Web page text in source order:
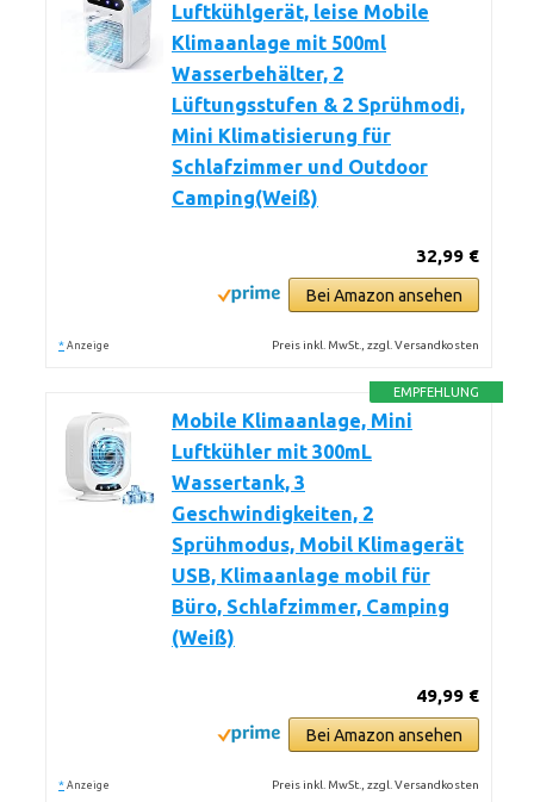
Luftkühlgerät, leise Mobile
Klimaanlage mit 500ml
Wasserbehälter, 2
Lüftungsstufen & 2 Sprühmodi,
Mini Klimatisierung für
Schlafzimmer und Outdoor
Camping(Weiß)
32,99 €
Bei Amazon ansehen
* Anzeige Preis inkl. MwSt., zzgl. Versandkosten
EMPFEHLUNG
Mobile Klimaanlage, Mini
Luftkühler mit 300mL
Wassertank, 3
Geschwindigkeiten, 2
Sprühmodus, Mobil Klimagerät
USB, Klimaanlage mobil für
Büro, Schlafzimmer, Camping
(Weiß)
49,99 €
Bei Amazon ansehen
* Anzeige Preis inkl. MwSt., zzgl. Versandkosten